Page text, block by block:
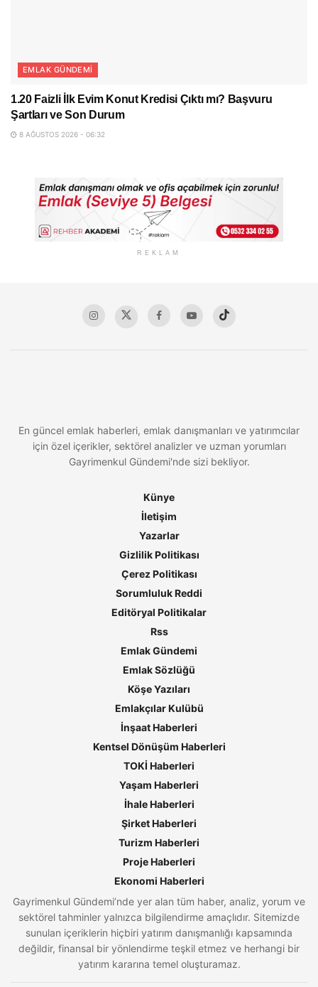
EMLAK GÜNDEMI
1.20 Faizli İlk Evim Konut Kredisi Çıktı mı? Başvuru
Şartları ve Son Durum
8 AĞUSTOS 2026 - 06:32
REKLAM
En güncel emlak haberleri, emlak danışmanları ve yatırımcılar
için özel içerikler, sektörel analizler ve uzman yorumları
Gayrimenkul Gündemi'nde sizi bekliyor.
Künye
İletişim
Yazarlar
Gizlilik Politikası
Çerez Politikası
Sorumluluk Reddi
Editöryal Politikalar
Rss
Emlak Gündemi
Emlak Sözlüğü
Köşe Yazıları
Emlakçılar Kulübü
İnşaat Haberleri
Kentsel Dönüşüm Haberleri
TOKİ Haberleri
Yaşam Haberleri
İhale Haberleri
Şirket Haberleri
Turizm Haberleri
Proje Haberleri
Ekonomi Haberleri
Gayrimenkul Gündemi’nde yer alan tüm haber, analiz, yorum ve
sektörel tahminler yalnızca bilgilendirme amaçlıdır. Sitemizde
sunulan içeriklerin hiçbiri yatırım danışmanlığı kapsamında
değildir, finansal bir yönlendirme teşkil etmez ve herhangi bir
yatırım kararına temel oluşturamaz.